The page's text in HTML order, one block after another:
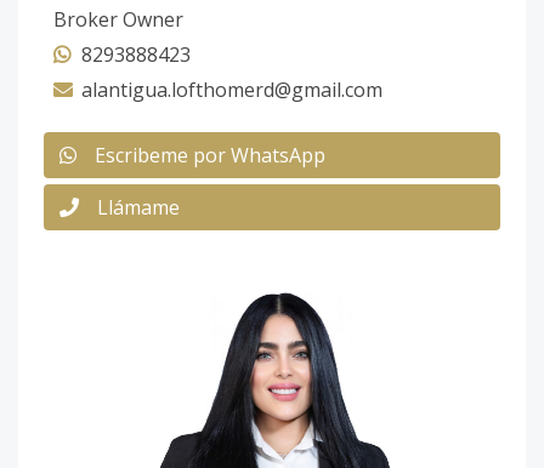
Broker Owner
8293888423
alantigua.lofthomerd@gmail.com
Escribeme por WhatsApp
Llámame